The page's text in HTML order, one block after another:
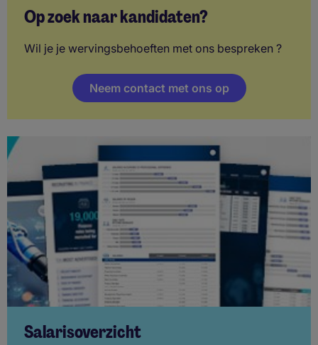
Op zoek naar kandidaten?
Wil je je wervingsbehoeften met ons bespreken ?
Neem contact met ons op
Salarisoverzicht